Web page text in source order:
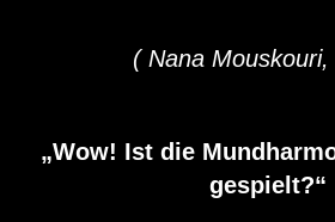
( Nana Mouskouri,
„Wow! Ist die
gespielt?“